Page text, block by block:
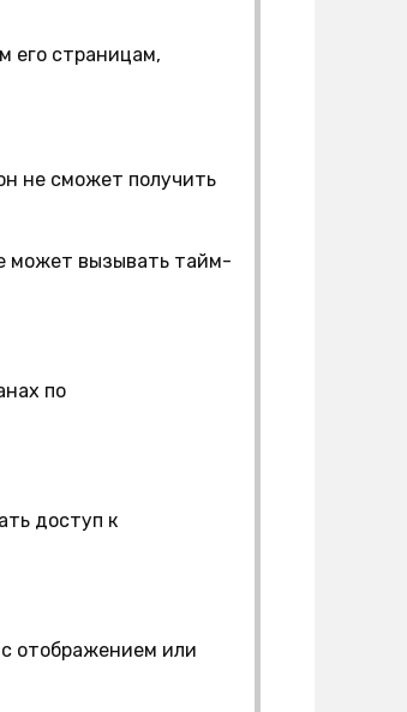
его страницам,
не сможет получить
может вызывать тайм-
по
доступ к
отображением или